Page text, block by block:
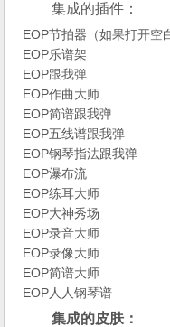
集成的插件：
EOP节拍器（如果打开空
EOP乐谱架
EOP跟我弹
EOP作曲大师
EOP简谱跟我弹
EOP五线谱跟我弹
EOP钢琴指法跟我弹
EOP瀑布流
EOP练耳大师
EOP大神秀场
EOP录音大师
EOP录像大师
EOP简谱大师
EOP人人钢琴谱
集成的皮肤：